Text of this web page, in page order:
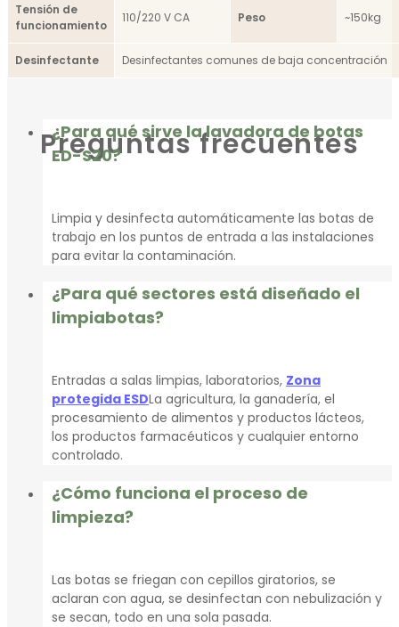
Tensión de
funcionamiento
110/220 V CA Peso ~150kg
Desinfectante Desinfectantes comunes de baja concentración
Preguntas frecuentes
¿Para qué sirve la lavadora de botas
ED-S20?
Limpia y desinfecta automáticamente las botas de
trabajo en los puntos de entrada a las instalaciones
para evitar la contaminación.
¿Para qué sectores está diseñado el
limpiabotas?
Entradas a salas limpias, laboratorios, Zona
protegida ESDLa agricultura, la ganadería, el
procesamiento de alimentos y productos lácteos,
los productos farmacéuticos y cualquier entorno
controlado.
¿Cómo funciona el proceso de
limpieza?
Las botas se friegan con cepillos giratorios, se
aclaran con agua, se desinfectan con nebulización y
se secan, todo en una sola pasada.